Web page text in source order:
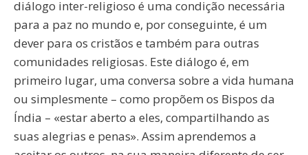
diálogo inter-religioso é uma condição necessária
para a paz no mundo e, por conseguinte, é um
dever para os cristãos e também para outras
comunidades religiosas. Este diálogo é, em
primeiro lugar, uma conversa sobre a vida humana
ou simplesmente – como propõem os Bispos da
Índia – «estar aberto a eles, compartilhando as
suas alegrias e penas». Assim aprendemos a